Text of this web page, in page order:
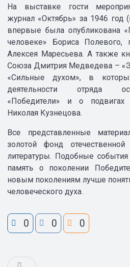
На выставке гости
журнал «Октябрь» за 1946 год
впервые была опубликована
человеке» Бориса Полевого,
Алексея Маресьева. А также
Союза Дмитрия Медведева –
«Сильные духом», в
деятельности отряда
«Победители» и о подвигах
Николая Кузнецова.
Все представленные
золотой фонд отечественной
литературы. Подобные
память о поколении
новым поколениям лучше
человеческого духа.
0 0 0